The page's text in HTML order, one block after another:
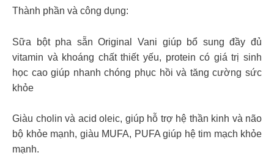
Thành phần và công dụng:
Sữa bột pha sẵn Original Vani giúp bổ sung đầy đủ
vitamin và khoáng chất thiết yếu, protein có giá trị sinh
học cao giúp nhanh chóng phục hồi và tăng cường sức
khỏe
Giàu cholin và acid oleic, giúp hỗ trợ hệ thần kinh và não
bộ khỏe mạnh, giàu MUFA, PUFA giúp hệ tim mạch khỏe
mạnh.